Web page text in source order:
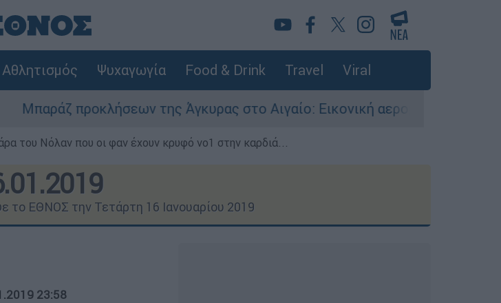
Αθλητισμός Ψυχαγωγία Food & Drink Travel Viral
της Άγκυρας στο Αιγαίο: Εικονική αερομαχία ανάμεσα σε ελληνικά και
του Νόλαν που οι φαν έχουν κρυφό νο1 στην καρδιά...
το ΕΘΝΟΣ την Τετάρτη 16 Ιανουαρίου 2019
23:58